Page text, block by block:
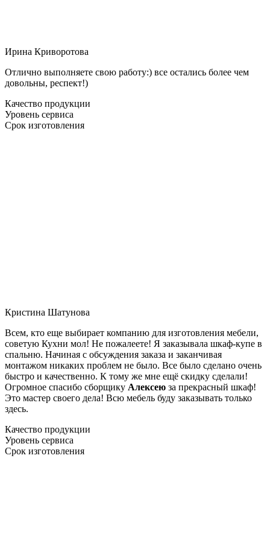
Ирина Криворотова
Отлично выполняете свою работу:) все остались более чем
довольны, респект!)
Качество продукции
Уровень сервиса
Срок изготовления
Кристина Шатунова
Всем, кто еще выбирает компанию для изготовления мебели,
советую Кухни мол! Не пожалеете! Я заказывала шкаф-купе в
спальню. Начиная с обсуждения заказа и заканчивая
монтажом никаких проблем не было. Все было сделано очень
быстро и качественно. К тому же мне ещё скидку сделали!
Огромное спасибо сборщику Алексею за прекрасный шкаф!
Это мастер своего дела! Всю мебель буду заказывать только
здесь.
Качество продукции
Уровень сервиса
Срок изготовления